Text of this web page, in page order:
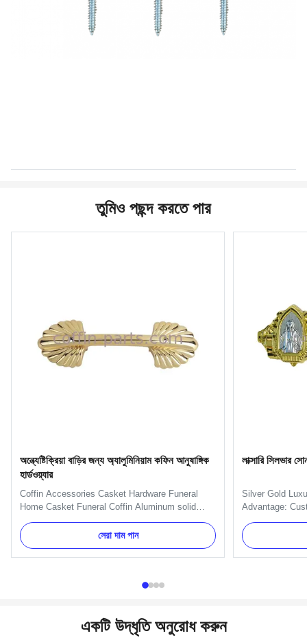
তুমিও পছন্দ করতে পার
অন্ত্যেষ্টিক্রিয়া বাড়ির জন্য অ্যালুমিনিয়াম কফিন আনুষাঙ্গিক
হার্ডওয়্যার
Coffin Accessories Casket Hardware Funeral
Home Casket Funeral Coffin Aluminum solid
pattern Specification: Main decorate the short
side of the coffin. One set always include 4pcs
Standard handles and 2pcs Short size handles. .
সেরা দাম পান
লাক্সারি সিলভার
Silver Gold
Advantage:
countries. Let
professional
funeral
একটি উদ্ধৃতি অনুরোধ করুন